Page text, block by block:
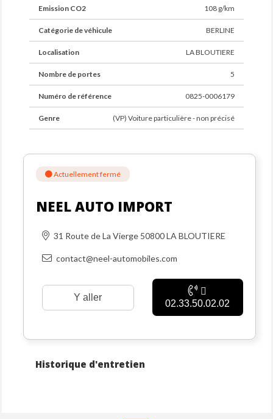
Emission CO2 108 g/km
Catégorie de véhicule BERLINE
Localisation LA BLOUTIERE
Nombre de portes 5
Numéro de référence 0825-0006179
Genre (VP) Voiture particulière - non précisé
Actuellement fermé
NEEL AUTO IMPORT
31 Route de La Vierge 50800 LA BLOUTIERE
contact@neel-automobiles.com
Y aller
02.33.50.02.02
Historique d'entretien